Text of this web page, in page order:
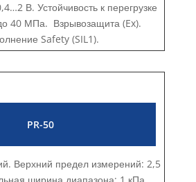
В. Устойчивость к перегрузке
40 МПа. Взрывозащита (Ex).
Safety (SIL1).
PR-50
Верхний предел измерений: 2,5